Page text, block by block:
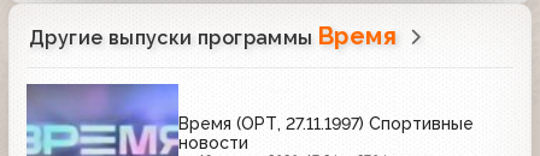
Другие выпуски программы Время
Время (ОРТ, 27.11.1997) Спортивные
новости